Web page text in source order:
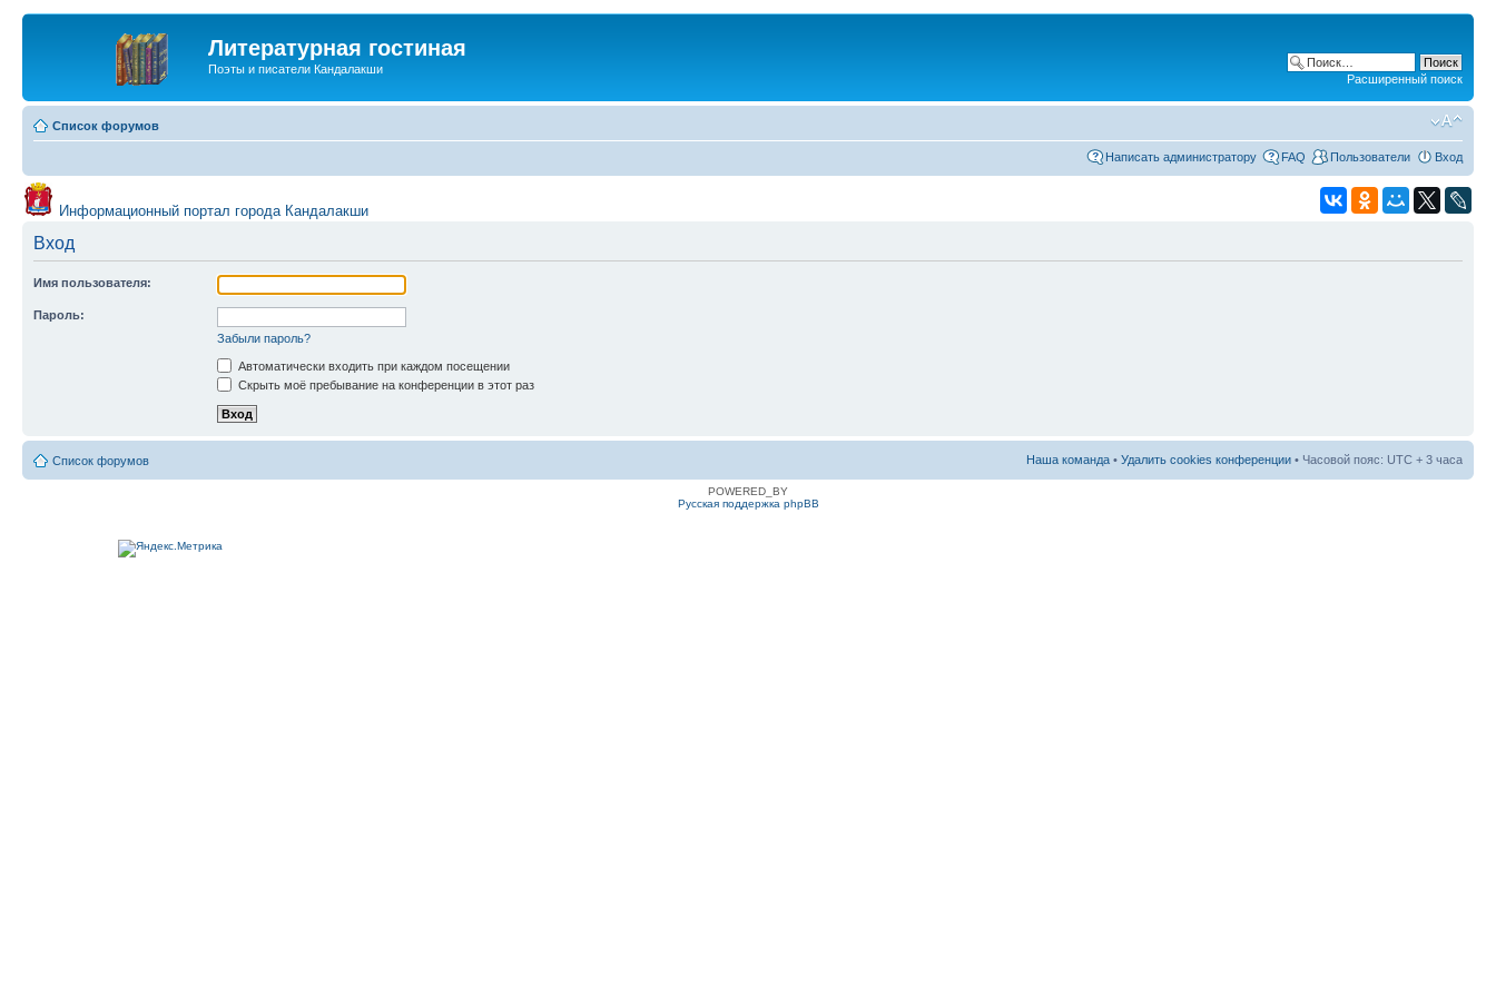
Литературная гостиная
Поэты и писатели Кандалакши
Расширенный поиск
Список форумов
Написать администратору FAQ Пользователи Вход
Информационный портал города Кандалакши
Вход
Имя пользователя:
Пароль:
Забыли пароль?
Автоматически входить при каждом посещении
Скрыть моё пребывание на конференции в этот раз
Список форумов Наша команда • Удалить cookies конференции • Часовой пояс: UTC + 3 часа
POWERED_BY
Русская поддержка phpBB